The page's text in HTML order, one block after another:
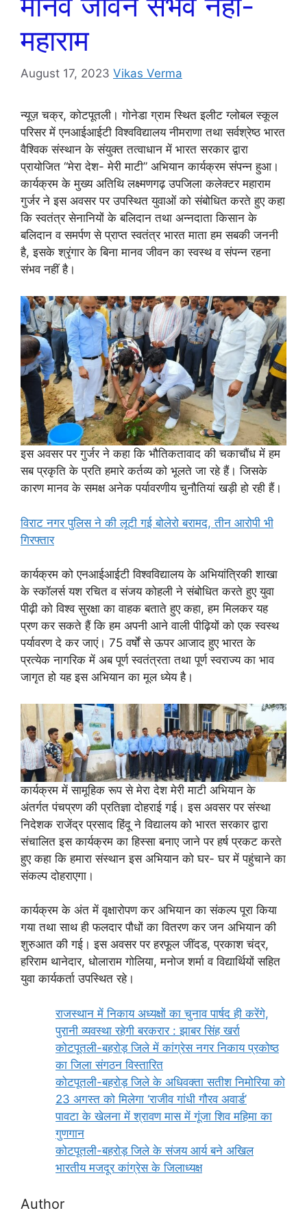
महाराम
August 17, 2023 Vikas Verma
न्यूज़ चक्र, कोटपूतली। गोनेडा ग्राम स्थित इलीट ग्लोबल स्कूल
परिसर में एनआईआईटी विश्वविद्यालय नीमराणा तथा सर्वश्रेष्ठ भारत
वैश्विक संस्थान के संयुक्त तत्वाधान में भारत सरकार द्वारा
प्रायोजित “मेरा देश- मेरी माटी” अभियान कार्यक्रम संपन्न हुआ।
कार्यक्रम के मुख्य अतिथि लक्ष्मणगढ़ उपजिला कलेक्टर महाराम
गुर्जर ने इस अवसर पर उपस्थित युवाओं को संबोधित करते हुए कहा
कि स्वतंत्र सेनानियों के बलिदान तथा अन्नदाता किसान के
बलिदान व समर्पण से प्राप्त स्वतंत्र भारत माता हम सबकी जननी
है, इसके श्रृंगार के बिना मानव जीवन का स्वस्थ व संपन्न रहना
संभव नहीं है।
इस अवसर पर गुर्जर ने कहा कि भौतिकतावाद की चकाचौंध में हम
सब प्रकृति के प्रति हमारे कर्तव्य को भूलते जा रहे हैं। जिसके
कारण मानव के समक्ष अनेक पर्यावरणीय चुनौतियां खड़ी हो रही हैं।
विराट नगर पुलिस ने की लूटी गई बोलेरो बरामद, तीन आरोपी भी
गिरफ्तार
कार्यक्रम को एनआईआईटी विश्वविद्यालय के अभियांत्रिकी शाखा
के स्कॉलर्स यश रचित व संजय कोहली ने संबोधित करते हुए युवा
पीढ़ी को विश्व सुरक्षा का वाहक बताते हुए कहा, हम मिलकर यह
प्रण कर सकते हैं कि हम अपनी आने वाली पीढ़ियों को एक स्वस्थ
पर्यावरण दे कर जाएं। 75 वर्षों से ऊपर आजाद हुए भारत के
प्रत्येक नागरिक में अब पूर्ण स्वतंत्रता तथा पूर्ण स्वराज्य का भाव
जागृत हो यह इस अभियान का मूल ध्येय है।
कार्यक्रम में सामूहिक रूप से मेरा देश मेरी माटी अभियान के
अंतर्गत पंचप्रण की प्रतिज्ञा दोहराई गई। इस अवसर पर संस्था
निदेशक राजेंद्र प्रसाद हिंदू ने विद्यालय को भारत सरकार द्वारा
संचालित इस कार्यक्रम का हिस्सा बनाए जाने पर हर्ष प्रकट करते
हुए कहा कि हमारा संस्थान इस अभियान को घर- घर में पहुंचाने का
संकल्प दोहराएगा।
कार्यक्रम के अंत में वृक्षारोपण कर अभियान का संकल्प पूरा किया
गया तथा साथ ही फलदार पौधों का वितरण कर जन अभियान की
शुरुआत की गई। इस अवसर पर हरफूल जींदड, प्रकाश चंद्र,
हरिराम थानेदार, धोलाराम गोलिया, मनोज शर्मा व विद्यार्थियों सहित
युवा कार्यकर्ता उपस्थित रहे।
राजस्थान में निकाय अध्यक्षों का चुनाव पार्षद ही करेंगे,
पुरानी व्यवस्था रहेगी बरकरार : झाबर सिंह खर्रा
कोटपूतली-बहरोड़ जिले में कांग्रेस नगर निकाय प्रकोष्ठ
का जिला संगठन विस्तारित
कोटपूतली-बहरोड़ जिले के अधिवक्ता सतीश निमोरिया को
23 अगस्त को मिलेगा ‘राजीव गांधी गौरव अवार्ड’
पावटा के खेलना में श्रावण मास में गूंजा शिव महिमा का
गुणगान
कोटपूतली-बहरोड़ जिले के संजय आर्य बने अखिल
भारतीय मजदूर कांग्रेस के जिलाध्यक्ष
Author